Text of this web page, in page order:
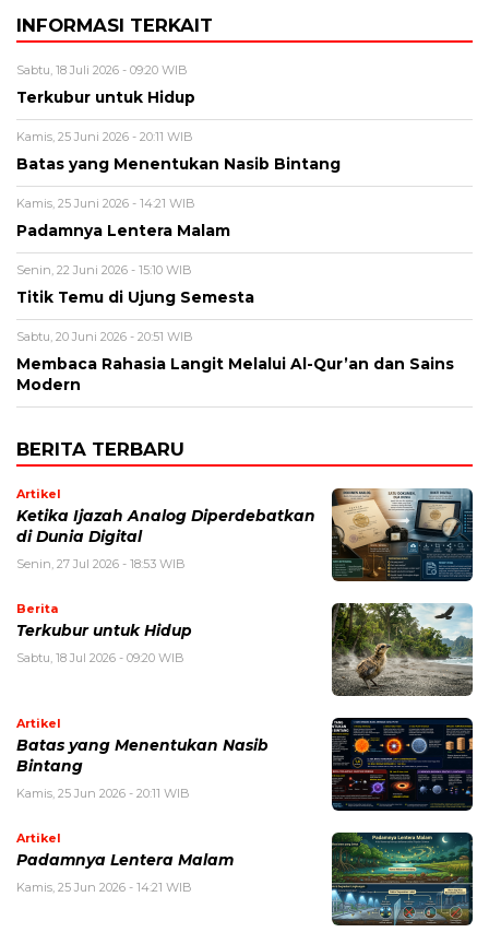
INFORMASI TERKAIT
Sabtu, 18 Juli 2026 - 09:20 WIB
Terkubur untuk Hidup
Kamis, 25 Juni 2026 - 20:11 WIB
Batas yang Menentukan Nasib Bintang
Kamis, 25 Juni 2026 - 14:21 WIB
Padamnya Lentera Malam
Senin, 22 Juni 2026 - 15:10 WIB
Titik Temu di Ujung Semesta
Sabtu, 20 Juni 2026 - 20:51 WIB
Membaca Rahasia Langit Melalui Al-Qur’an dan Sains
Modern
BERITA TERBARU
Artikel
Ketika Ijazah Analog Diperdebatkan
di Dunia Digital
Senin, 27 Jul 2026 - 18:53 WIB
Berita
Terkubur untuk Hidup
Sabtu, 18 Jul 2026 - 09:20 WIB
Artikel
Batas yang Menentukan Nasib
Bintang
Kamis, 25 Jun 2026 - 20:11 WIB
Artikel
Padamnya Lentera Malam
Kamis, 25 Jun 2026 - 14:21 WIB